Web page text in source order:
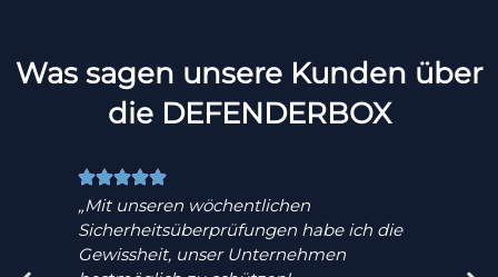
Was sagen unsere Kunden über
die DEFENDERBOX
„Mit unseren wöchentlichen
Sicherheitsüberprüfungen habe ich die
Gewissheit, unser Unternehmen